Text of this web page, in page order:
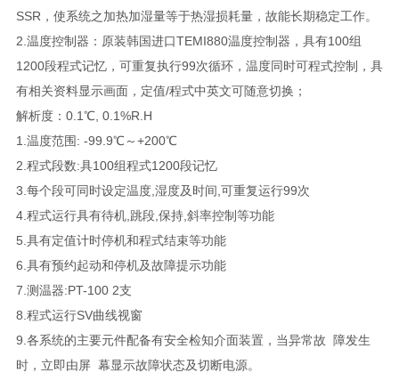
SSR，使系统之加热加湿量等于热湿损耗量，故能长期稳定工作。
2.温度控制器：原装韩国进口TEMI880温度控制器，具有100组
1200段程式记忆，可重复执行99次循环，温度同时可程式控制，具
有相关资料显示画面，定值/程式中英文可随意切换；
解析度：0.1℃, 0.1%R.H
1.温度范围: -99.9℃～+200℃
2.程式段数:具100组程式1200段记忆
3.每个段可同时设定温度,湿度及时间,可重复运行99次
4.程式运行具有待机,跳段,保持,斜率控制等功能
5.具有定值计时停机和程式结束等功能
6.具有预约起动和停机及故障提示功能
7.测温器:PT-100 2支
8.程式运行SV曲线视窗
9.各系统的主要元件配备有安全检知介面装置，当异常故 障发生
时，立即由屏 幕显示故障状态及切断电源。